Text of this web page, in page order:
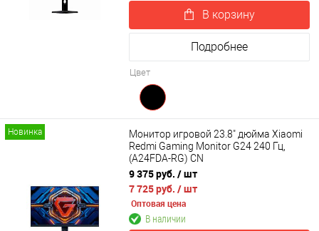
В корзину
Подробнее
Цвет
Новинка
Монитор игровой 23.8" дюйма Xiaomi
Redmi Gaming Monitor G24 240 Гц,
(A24FDA-RG) CN
9 375 руб. / шт
7 725 руб. / шт
Оптовая цена
В наличии